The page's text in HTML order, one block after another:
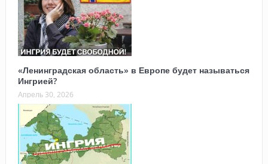
«Ленинградская область» в Европе будет называться
Ингрией?
Апрель 30, 2026